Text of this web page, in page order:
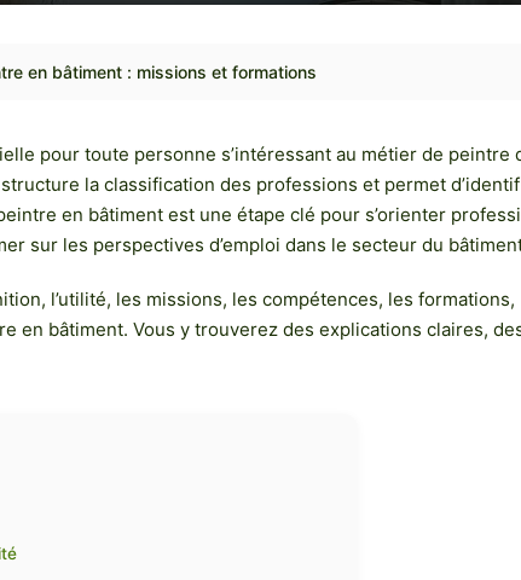
en bâtiment : missions et formations
pour toute personne s’intéressant au métier de
la classification des professions et permet
en bâtiment est une étape clé pour s’orienter
sur les perspectives d’emploi dans le secteur du
l’utilité, les missions, les compétences, les
en bâtiment. Vous y trouverez des explications claires,